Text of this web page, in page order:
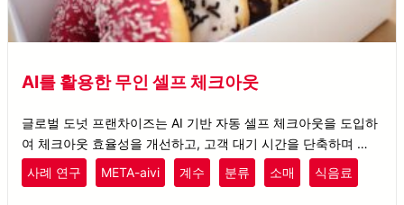
AI를 활용한 무인 셀프 체크아웃
글로벌 도넛 프랜차이즈는 AI 기반 자동 셀프 체크아웃을 도입하
여 체크아웃 효율성을 개선하고, 고객 대기 시간을 단축하며 매장
운영을 최적화했습니다.
사례 연구 META-aivi 계수 분류 소매 식음료